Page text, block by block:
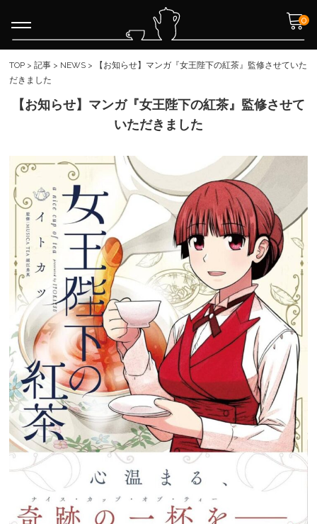
0
TOP > 記事 > NEWS >
【お知らせ】マンガ『女王陛下の紅茶』監修させていた
だきました
【お知らせ】マンガ『女王陛下の紅茶』監修させて
いただきました